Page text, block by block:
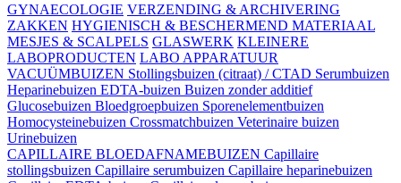
GYNAECOLOGIE VERZENDING & ARCHIVERING
ZAKKEN HYGIENISCH & BESCHERMEND MATERIAAL
MESJES & SCALPELS GLASWERK KLEINERE
LABOPRODUCTEN LABO APPARATUUR
VACUÜMBUIZEN Stollingsbuizen (citraat) / CTAD Serumbuizen
Heparinebuizen EDTA-buizen Buizen zonder additief
Glucosebuizen Bloedgroepbuizen Sporenelementbuizen
Homocysteinebuizen Crossmatchbuizen Veterinaire buizen
Urinebuizen
CAPILLAIRE BLOEDAFNAMEBUIZEN Capillaire
stollingsbuizen Capillaire serumbuizen Capillaire heparinebuizen